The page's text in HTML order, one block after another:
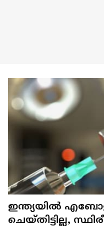
ഇന്ത്യയിൽ എബോള
ചെയ്തിട്ടില്ല,